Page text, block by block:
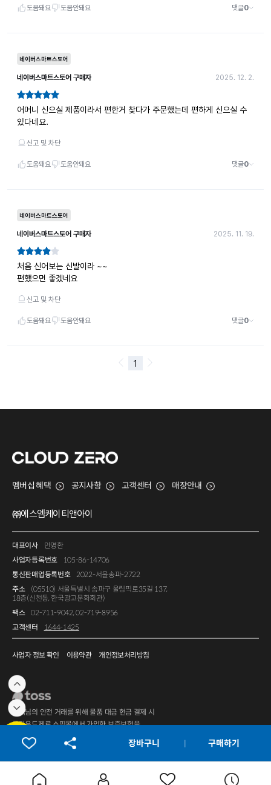
멤버십 혜택 공지사항 고객센터 매장안내
㈜에스엠케이티앤아이
대표이사
안영환
사업자등록번호
105-86-14706
통신판매업등록번호
2022-서울송파-2722
주소
(05510) 서울특별시 송파구 올림픽로35길 137,
18층(신천동, 한국광고문화회관)
팩스
02-711-9042, 02-719-8956
고객센터
1644-1425
사업자 정보 확인 이용약관 개인정보처리방침
고객님의 안전 거래를 위해 물품 대금 현금 결제 시
클라우드제로 쇼핑몰에서 가입한보증보험을
통해 물품 대금을 보호 받을 수 있습니다.
ⓒ CloudZero All Rights Reserved.
장바구니 구매하기